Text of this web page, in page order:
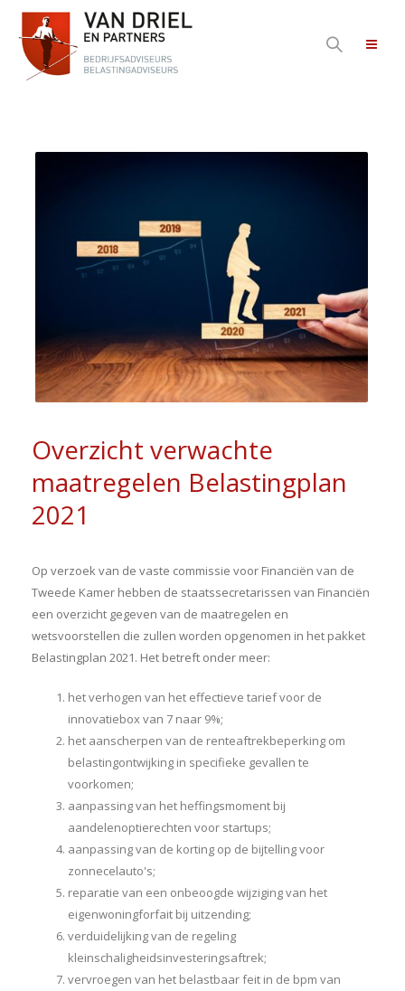
Overzicht verwachte
maatregelen Belastingplan
2021
Op verzoek van de vaste commissie voor Financiën van de
Tweede Kamer hebben de staatssecretarissen van Financiën
een overzicht gegeven van de maatregelen en
wetsvoorstellen die zullen worden opgenomen in het pakket
Belastingplan 2021. Het betreft onder meer:
het verhogen van het effectieve tarief voor de
innovatiebox van 7 naar 9%;
het aanscherpen van de renteaftrekbeperking om
belastingontwijking in specifieke gevallen te
voorkomen;
aanpassing van het heffingsmoment bij
aandelenoptierechten voor startups;
aanpassing van de korting op de bijtelling voor
zonnecelauto's;
reparatie van een onbeoogde wijziging van het
eigenwoningforfait bij uitzending;
verduidelijking van de regeling
kleinschaligheidsinvesteringsaftrek;
vervroegen van het belastbaar feit in de bpm van